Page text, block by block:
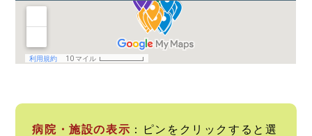
病院・施設の表示 ：ピンをクリックすると選